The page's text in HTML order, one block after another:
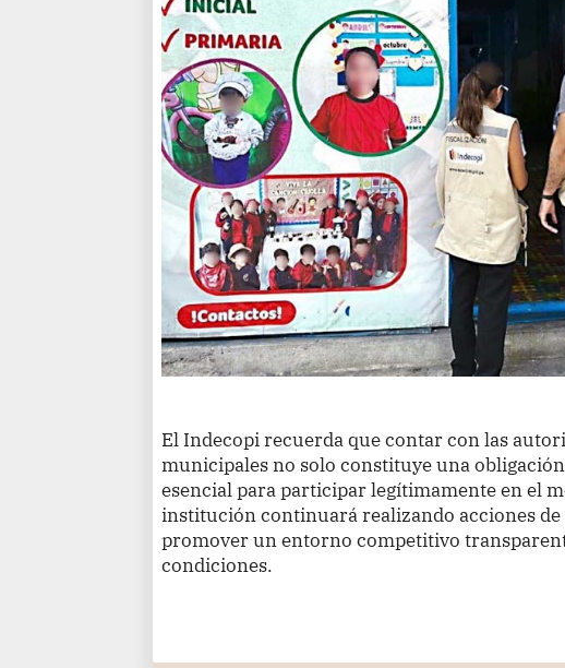
El Indecopi recuerda que contar con las
municipales no solo constituye una
esencial para participar legítimamente en el
institución continuará realizando acciones
promover un entorno competitivo
condiciones.